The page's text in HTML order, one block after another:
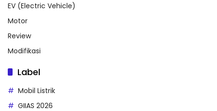
EV (Electric Vehicle)
Motor
Review
Modifikasi
Label
Mobil Listrik
GIIAS 2026